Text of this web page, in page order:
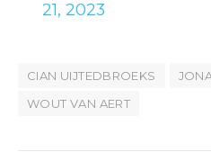
21, 2023
CIAN UIJTEDBROEKS
WOUT VAN AERT